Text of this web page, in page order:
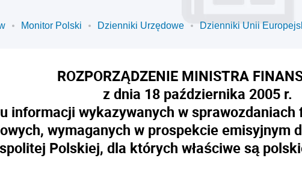
Monitor Polski Dzienniki Urzędowe Dzienniki Unii
ROZPORZĄDZENIE MINISTRA
z dnia 18 października 2005 r.
informacji wykazywanych w
wymaganych w prospekcie emisyjnym
Polskiej, dla których właściwe są